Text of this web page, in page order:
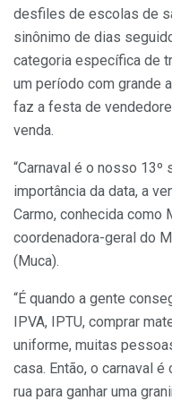
desfiles de escolas de
sinônimo de dias
categoria específica de
um período com grande
faz a festa de
venda.
“Carnaval é o nosso 13º
importância da data, a
Carmo, conhecida como
coordenadora-geral do
(Muca).
“É quando a gente
IPVA, IPTU, comprar
uniforme, muitas
casa. Então, o carnaval
rua para ganhar uma